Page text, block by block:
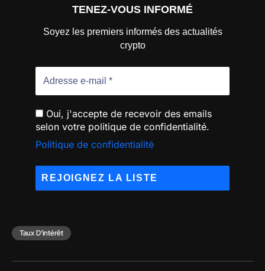
TENEZ-VOUS INFORMÉ
Soyez les premiers informés des actualités
crypto
Oui, j'accepte de recevoir des emails
selon votre politique de confidentialité.
Politique de confidentialité
Taux D'intérêt